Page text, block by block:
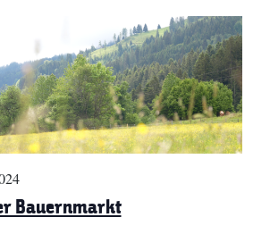
Bauernmarkt